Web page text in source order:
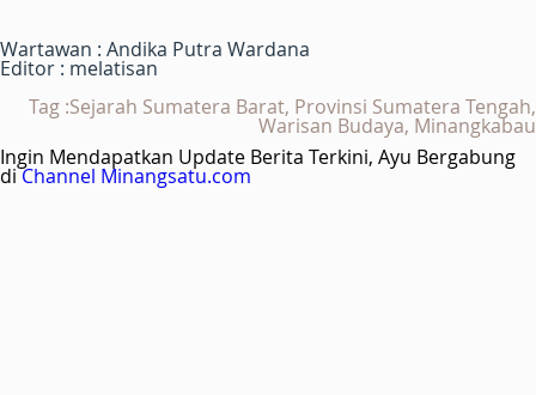
Wartawan : Andika Putra Wardana
Editor : melatisan
Tag :Sejarah Sumatera Barat, Provinsi Sumatera Tengah,
Warisan Budaya, Minangkabau
Ingin Mendapatkan Update Berita Terkini, Ayu Bergabung
diChannel Minangsatu.com